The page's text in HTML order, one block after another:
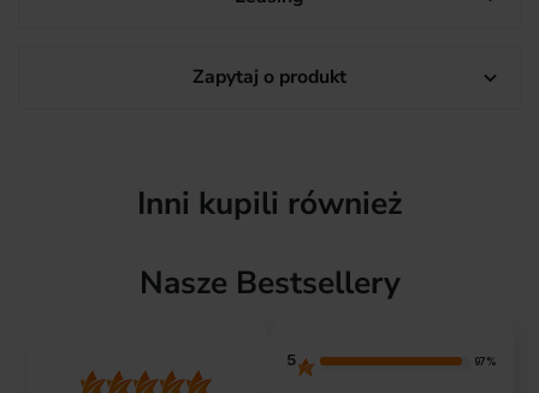
Zapytaj o produkt 
Inni kupili również
Nasze Bestsellery
5 97%